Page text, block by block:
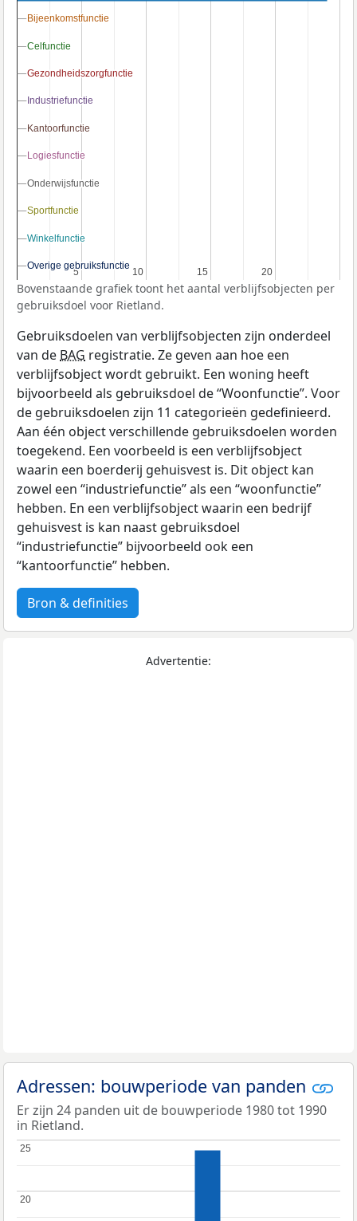
5
5 10
10 15
15 20
20
Bijeenkomstfunctie
Bijeenkomstfunctie
Celfunctie
Celfunctie
Gezondheidszorgfunctie
Gezondheidszorgfunctie
Industriefunctie
Industriefunctie
Kantoorfunctie
Kantoorfunctie
Logiesfunctie
Logiesfunctie
Onderwijsfunctie
Onderwijsfunctie
Sportfunctie
Sportfunctie
Winkelfunctie
Winkelfunctie
Overige gebruiksfunctie
Overige gebruiksfunctie
Bovenstaande grafiek toont het aantal verblijfsobjecten per
gebruiksdoel voor Rietland.
Gebruiksdoelen van verblijfsobjecten zijn onderdeel
van de BAG registratie. Ze geven aan hoe een
verblijfsobject wordt gebruikt. Een woning heeft
bijvoorbeeld als gebruiksdoel de “Woonfunctie”. Voor
de gebruiksdoelen zijn 11 categorieën gedefinieerd.
Aan één object verschillende gebruiksdoelen worden
toegekend. Een voorbeeld is een verblijfsobject
waarin een boerderij gehuisvest is. Dit object kan
zowel een “industriefunctie” als een “woonfunctie”
hebben. En een verblijfsobject waarin een bedrijf
gehuisvest is kan naast gebruiksdoel
“industriefunctie” bijvoorbeeld ook een
“kantoorfunctie” hebben.
Bron & definities
Advertentie:
Adressen: bouwperiode van panden
Er zijn 24 panden uit de bouwperiode 1980 tot 1990
in Rietland.
20
20
25
25